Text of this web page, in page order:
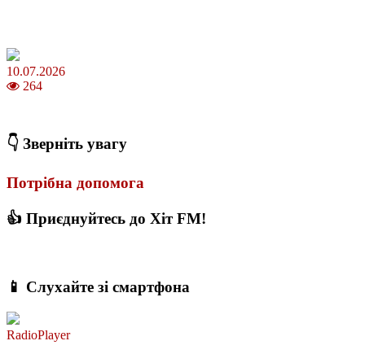
10.07.2026
264
👇 Зверніть увагу
Потрібна допомога
👍 Приєднуйтесь до Хіт FM!
📱 Слухайте зі смартфона
RadioPlayer